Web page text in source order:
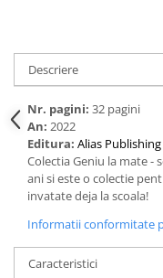
Stiinte/Educatie
Noutăți
Cărți
Reviste
Reviste
Capital
Evenimentul istoric -
electronice
Descriere
Nr. pagini: 32 pagini
An: 2022
Editura: Alias Publishing
Colectia Geniu la mate -
ani si este o colectie
invatate deja la scoala!
Informatii conformitate
Caracteristici